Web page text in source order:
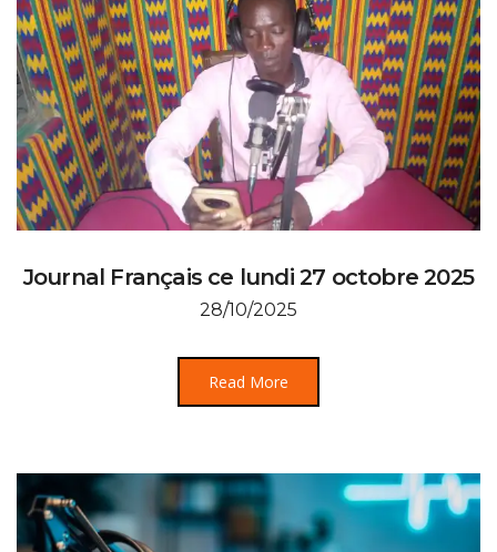
Journal Français ce lundi 27 octobre 2025
28/10/2025
Read More